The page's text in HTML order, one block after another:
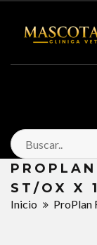
ST/OX X
Inicio ProPlan